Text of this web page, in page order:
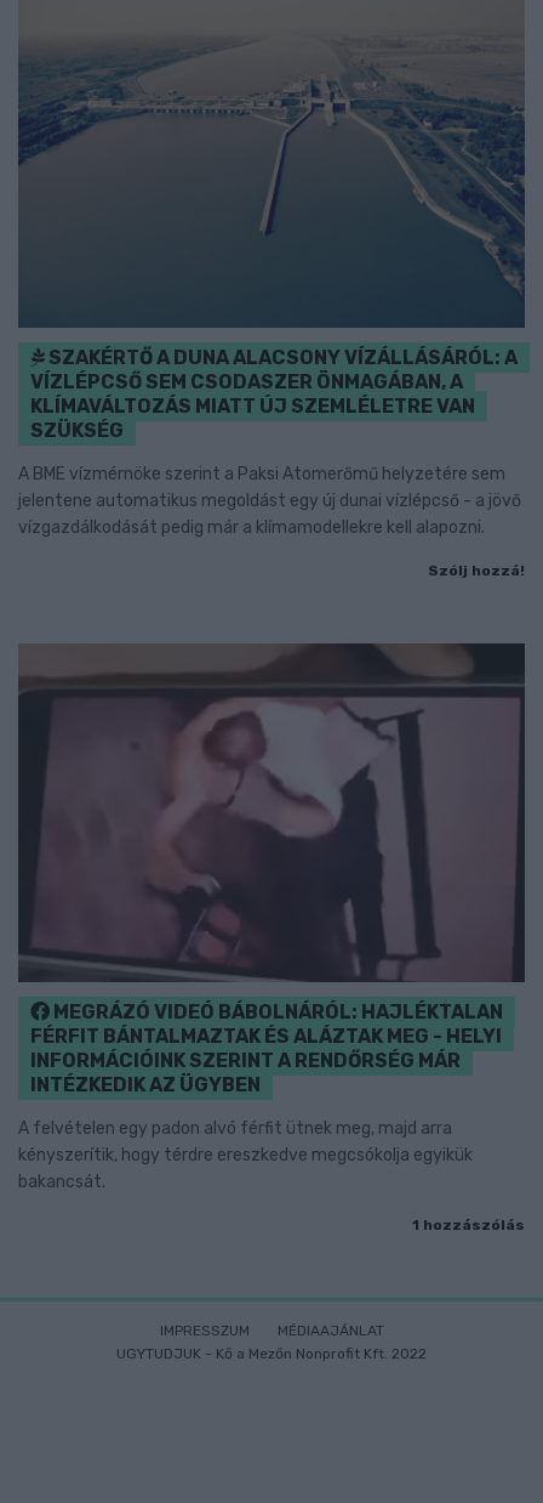
SZAKÉRTŐ A DUNA ALACSONY VÍZÁLLÁSÁRÓL: A
VÍZLÉPCSŐ SEM CSODASZER ÖNMAGÁBAN, A
KLÍMAVÁLTOZÁS MIATT ÚJ SZEMLÉLETRE VAN
SZÜKSÉG
A BME vízmérnöke szerint a Paksi Atomerőmű helyzetére sem
jelentene automatikus megoldást egy új dunai vízlépcső - a jövő
vízgazdálkodását pedig már a klímamodellekre kell alapozni.
Szólj hozzá!
MEGRÁZÓ VIDEÓ BÁBOLNÁRÓL: HAJLÉKTALAN
FÉRFIT BÁNTALMAZTAK ÉS ALÁZTAK MEG - HELYI
INFORMÁCIÓINK SZERINT A RENDŐRSÉG MÁR
INTÉZKEDIK AZ ÜGYBEN
A felvételen egy padon alvó férfit ütnek meg, majd arra
kényszerítik, hogy térdre ereszkedve megcsókolja egyikük
bakancsát.
1 hozzászólás
IMPRESSZUM
MÉDIAAJÁNLAT
UGYTUDJUK - Kő a Mezőn Nonprofit Kft. 2022